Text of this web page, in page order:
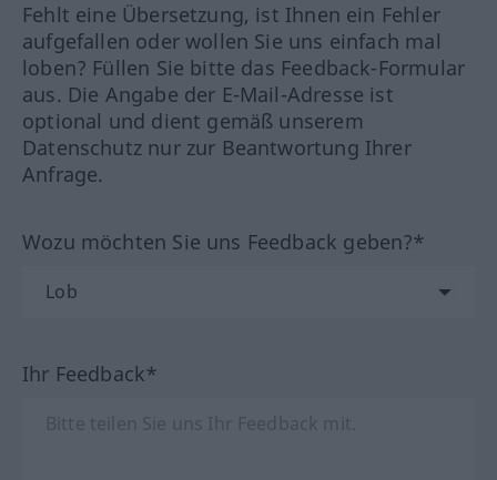
Fehlt eine Übersetzung, ist Ihnen ein Fehler
aufgefallen oder wollen Sie uns einfach mal
loben? Füllen Sie bitte das Feedback-Formular
aus. Die Angabe der E-Mail-Adresse ist
optional und dient gemäß unserem
Datenschutz nur zur Beantwortung Ihrer
Anfrage.
Wozu möchten Sie uns Feedback geben?*
Ihr Feedback*